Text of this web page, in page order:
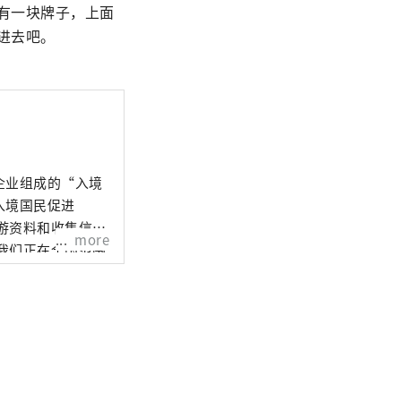
一块牌子，上面
吧。
业组成的“入境
国民促进
资料和收集信
正在全国范围
more